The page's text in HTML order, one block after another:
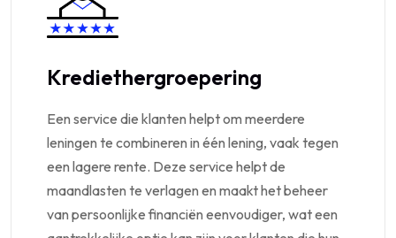
Krediethergroepering
Een service die klanten helpt om meerdere
leningen te combineren in één lening, vaak tegen
een lagere rente. Deze service helpt de
maandlasten te verlagen en maakt het beheer
van persoonlijke financiën eenvoudiger, wat een